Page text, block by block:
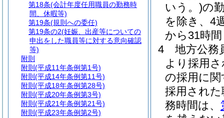
いう。)の
を除き、4
から31時
4
地方公務
より採用
の採用に
採用された
務時間は、
第18条(会計年度任用職員の勤務時
間、休暇等)
第19条(規則への委任)
第19条の2(妊娠、出産等についての
申出をした職員等に対する意向確認
等)
附則
附則 (平成11年条例第1号)
附則 (平成14年条例第11号)
附則 (平成18年条例第28号)
附則 (平成20年条例第3号)
附則 (平成21年条例第21号)
附則 (平成23年条例第2号)